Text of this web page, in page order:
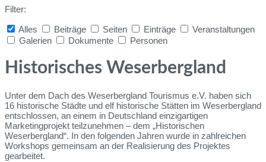
Filter:
Alles
Beiträge Seiten Einträge
Veranstaltungen
Galerien
Dokumente Personen
search
Historisches Weserbergland
Unter dem Dach des Weserbergland Tourismus e.V. haben sich
16 historische Städte und elf historische Stätten im Weserbergland
entschlossen, an einem in Deutschland einzigartigen
Marketingprojekt teilzunehmen – dem „Historischen
Weserbergland“. In den folgenden Jahren wurde in zahlreichen
Workshops gemeinsam an der Realisierung des Projektes
gearbeitet.